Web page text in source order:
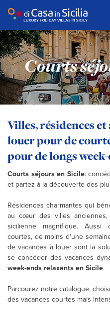
Courts
Villes, résidences
louer pour de
pour de longs
Courts séjours en Sicile:
et partez à la découverte des
Résidences charmantes qui
au cœur des villes
sicilienne magnifique. Aussi
courtes, de moins d'une
de vacances à louer sont la
se concéder des vacances
week-ends relaxants en Sicile.
Parcourez notre catalogue,
des vacances courtes mais